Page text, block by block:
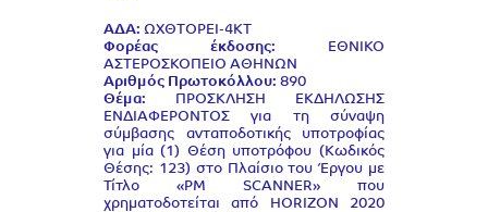
ΑΔΑ: ΩΧΘΤΟΡΕΙ-4ΚΤ
Φορέας έκδοσης: ΕΘΝΙΚΟ
ΑΣΤΕΡΟΣΚΟΠΕΙΟ ΑΘΗΝΩΝ
Αριθμός Πρωτοκόλλου: 890
Θέμα: ΠΡΟΣΚΛΗΣΗ ΕΚΔΗΛΩΣΗΣ
ΕΝΔΙΑΦΕΡΟΝΤΟΣ για τη σύναψη
σύμβασης ανταποδοτικής υποτροφίας
για μία (1) Θέση υποτρόφου (Κωδικός
Θέσης: 123) στο Πλαίσιο του Έργου με
Τίτλο «PM SCANNER» που
χρηματοδοτείται από HORIZON 2020